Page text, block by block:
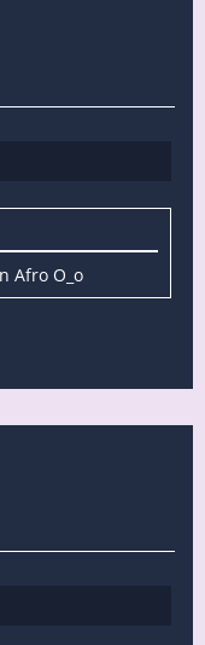
Afro O_o